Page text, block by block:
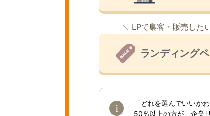
LPで集客・販売した
ランディング
「どれを選んでいいか
50％以上の方が、企業